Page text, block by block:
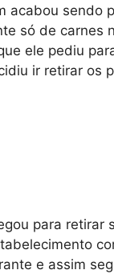
acabou sendo
só de carnes
ele pediu
ir retirar os
para retirar
e assim